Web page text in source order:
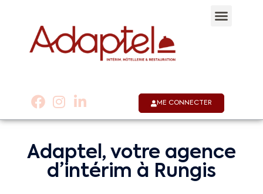
ME CONNECTER
Adaptel, votre agence
d’intérim à Rungis